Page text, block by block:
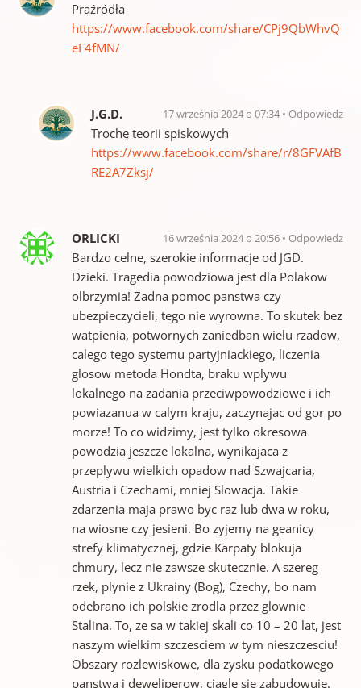
Praźródła
https://www.facebook.com/share/CPj9QbWhvQ
eF4fMN/
J.G.D. 17 września 2024 o 07:34 Odpowiedz
Trochę teorii spiskowych
https://www.facebook.com/share/r/8GFVAfB
RE2A7Zksj/
ORLICKI 16 września 2024 o 20:56 Odpowiedz
Bardzo celne, szerokie informacje od JGD.
Dzieki. Tragedia powodziowa jest dla Polakow
olbrzymia! Zadna pomoc panstwa czy
ubezpieczycieli, tego nie wyrowna. To skutek bez
watpienia, potwornych zaniedban wielu rzadow,
calego tego systemu partyjniackiego, liczenia
glosow metoda Hondta, braku wplywu
lokalnego na zadania przeciwpowodziowe i ich
powiazanua w calym kraju, zaczynajac od gor po
morze! To co widzimy, jest tylko okresowa
powodzia jeszcze lokalna, wynikajaca z
przeplywu wielkich opadow nad Szwajcaria,
Austria i Czechami, mniej Slowacja. Takie
zdarzenia maja prawo byc raz lub dwa w roku,
na wiosne czy jesieni. Bo zyjemy na geanicy
strefy klimatycznej, gdzie Karpaty blokuja
chmury, lecz nie zawsze skutecznie. A szereg
rzek, plynie z Ukrainy (Bog), Czechy, bo nam
odebrano ich polskie zrodla przez glownie
Stalina. To, ze sa w takiej skali co 10 – 20 lat, jest
naszym wielkim szczesciem w tym nieszczesciu!
Obszary rozlewiskowe, dla zysku podatkowego
panstwa i deweliperow, ciagle sie zabudowuje.